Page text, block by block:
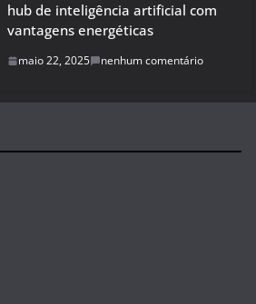
hub de inteligência artificial com
vantagens energéticas
maio 22, 2025 nenhum comentário